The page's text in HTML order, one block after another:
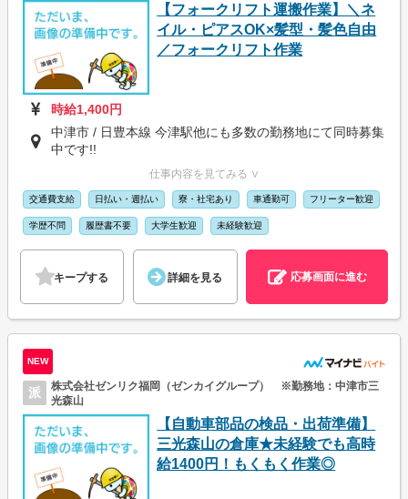
【フォークリフト運搬作業】＼ネ
イル・ピアスOK×髪型・髪色自由
／フォークリフト作業
時給1,400円
中津市 / 日豊本線 今津駅他にも多数の勤務地にて同時募集
中です!!
仕事内容を見てみる ∨
交通費支給 日払い・週払い 寮・社宅あり 車通勤可 フリーター歓迎
学歴不問 履歴書不要 大学生歓迎 未経験歓迎
キープする 詳細を見る 応募画面に進む
NEW
派
株式会社ゼンリク福岡（ゼンカイグループ） ※勤務地：中津市三
光森山
【自動車部品の検品・出荷準備】
三光森山の倉庫★未経験でも高時
給1400円！もくもく作業◎